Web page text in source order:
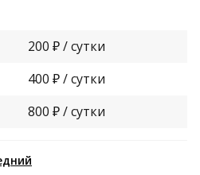
200 ₽ / сутки
400 ₽ / сутки
800 ₽ / сутки